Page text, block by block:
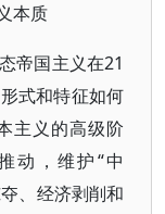
本质
帝国主义在21
式和特征如何
主义的高级阶
动，维护“中
、经济剥削和